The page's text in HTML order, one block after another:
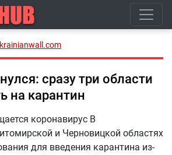
сразу три области
на карантин
коронавирус В
и Черновицкой областях
для введения карантина из-